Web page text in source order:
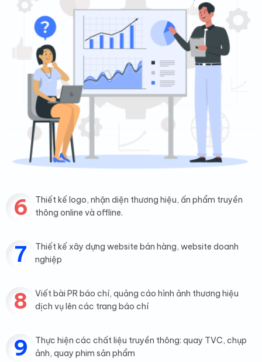
6
Thiết kế logo, nhận diện thương hiệu, ấn phẩm truyền
thông online và offline.
7
Thiết kế xây dựng website bán hàng, website doanh
nghiệp
8
Viết bài PR báo chí, quảng cáo hình ảnh thương hiệu
dịch vụ lên các trang báo chí
9
Thực hiện các chất liệu truyền thông: quay TVC, chụp
ảnh, quay phim sản phẩm